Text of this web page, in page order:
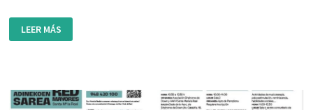
DECLARACIONES
APROBADAS
SOBRE
(31/03/2026
LEER MÁS